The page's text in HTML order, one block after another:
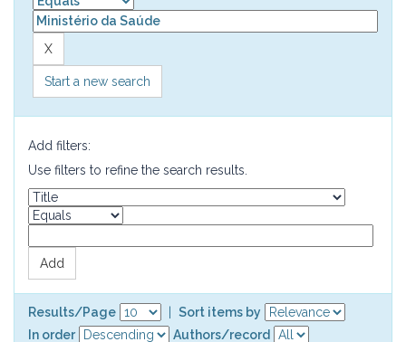
Start a new search
Add filters:
Use filters to refine the search results.
Results/Page
Sort items by
In order
Authors/record